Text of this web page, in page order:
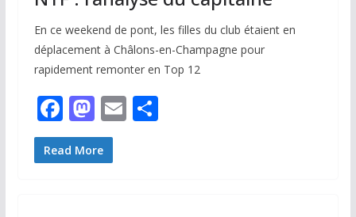
En ce weekend de pont, les filles du club étaient en
déplacement à Châlons-en-Champagne pour
rapidement remonter en Top 12
F
ac
e
M
as
to
E P
Read More